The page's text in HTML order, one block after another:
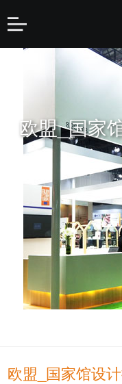
欧盟_国家
欧盟_国家馆设